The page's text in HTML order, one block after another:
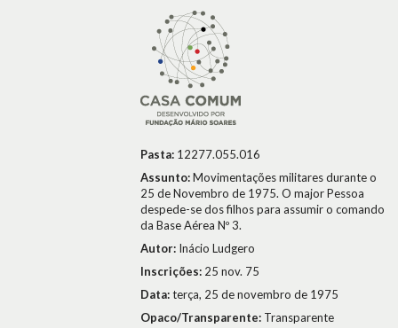
Pasta: 12277.055.016
Assunto:Movimentações militares durante o
25 de Novembro de 1975. O major Pessoa
despede-se dos filhos para assumir o comando
da Base Aérea Nº 3.
Autor: Inácio Ludgero
Inscrições: 25 nov. 75
Data:terça, 25 de novembro de 1975
Opaco/Transparente: Transparente